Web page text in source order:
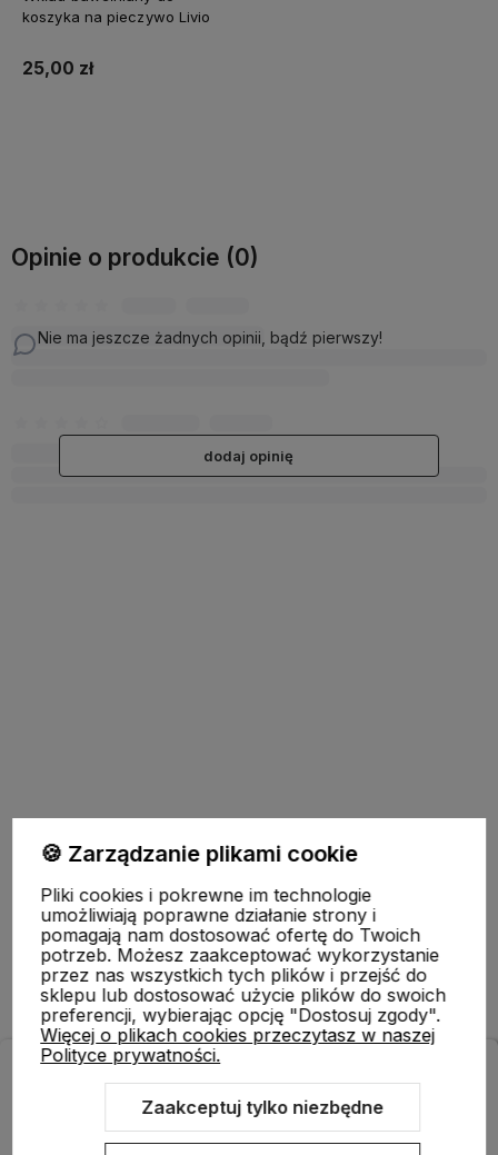
koszyka na pieczywo Livio
25,00 zł
Opinie o produkcie (0)
Nie ma jeszcze żadnych opinii, bądź pierwszy!
dodaj opinię
Pomoc
Moje konto
Płatności i dostawa
Informacje
🍪 Zarządzanie plikami cookie
Pliki cookies i pokrewne im technologie
umożliwiają poprawne działanie strony i
pomagają nam dostosować ofertę do Twoich
potrzeb. Możesz zaakceptować wykorzystanie
przez nas wszystkich tych plików i przejść do
sklepu lub dostosować użycie plików do swoich
preferencji, wybierając opcję "Dostosuj zgody".
Więcej o plikach cookies przeczytasz w naszej
Polityce prywatności.
Zaakceptuj tylko niezbędne
ODBIERZ RABAT 5% NA PIERWSZE ZAKUPY!